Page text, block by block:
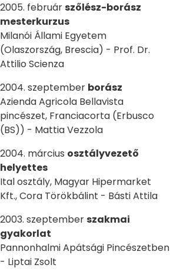
2005. február szőlész-borász
mesterkurzus
Milanói Állami Egyetem
(Olaszország, Brescia) - Prof. Dr.
Attilio Scienza
2004. szeptember borász
Azienda Agricola Bellavista
pincészet, Franciacorta (Erbusco
(BS)) - Mattia Vezzola
2004. március osztályvezető
helyettes
Ital osztály, Magyar Hipermarket
Kft., Cora Törökbálint - Básti Attila
2003. szeptember szakmai
gyakorlat
Pannonhalmi Apátsági Pincészetben
- Liptai Zsolt